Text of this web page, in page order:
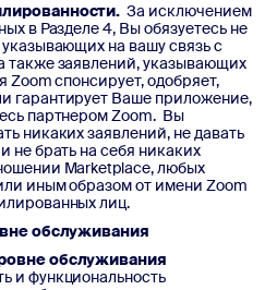
За исключением
в Разделе 4, Вы обязуетесь не
на вашу связь с
также заявлений, указывающих
Zoom спонсирует, одобряет,
гарантирует Ваше приложение,
партнером Zoom. Вы
никаких заявлений, не давать
не брать на себя никаких
Marketplace, любых
иным образом от имени Zoom
лиц.
обслуживания
обслуживания
и функциональность